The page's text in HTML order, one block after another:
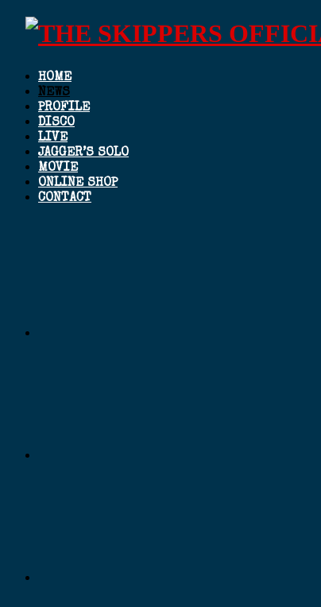
HOME
NEWS
PROFILE
DISCO
LIVE
JAGGER’S SOLO
MOVIE
ONLINE SHOP
CONTACT